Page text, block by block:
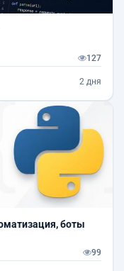
127
2 дня
боты
99